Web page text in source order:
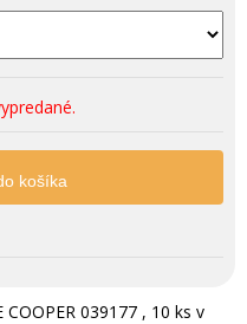
košíka
039177 , 10 ks v